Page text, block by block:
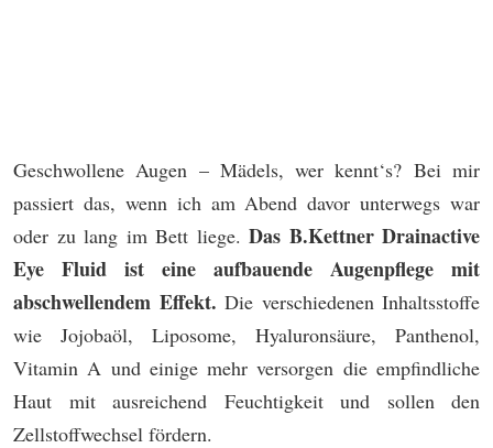
Geschwollene Augen – Mädels, wer kennt‘s? Bei mir
passiert das, wenn ich am Abend davor unterwegs war
oder zu lang im Bett liege. Das B.Kettner Drainactive
Eye Fluid ist eine aufbauende Augenpflege mit
abschwellendem Effekt. Die verschiedenen Inhaltsstoffe
wie Jojobaöl, Liposome, Hyaluronsäure, Panthenol,
Vitamin A und einige mehr versorgen die empfindliche
Haut mit ausreichend Feuchtigkeit und sollen den
Zellstoffwechsel fördern.